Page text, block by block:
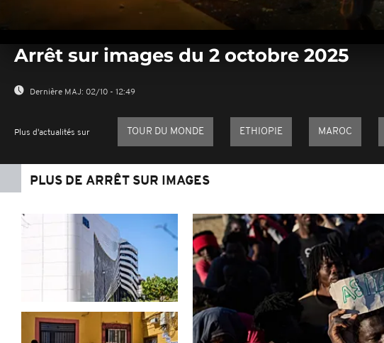
seconds
0%
Arrêt sur images du 2 octobre 2025
Dernière MAJ: 02/10 - 12:49
Plus d'actualités sur TOUR DU MONDE ETHIOPIE MAROC
PLUS DE ARRÊT SUR IMAGES